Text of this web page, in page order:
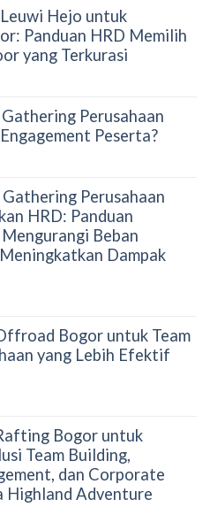
Hejo untuk
Panduan HRD Memilih
yang Terkurasi
Perusahaan
Peserta?
Perusahaan
HRD: Panduan
Beban
Dampak
Bogor untuk Team
yang Lebih Efektif
Bogor untuk
Team Building,
dan Corporate
Highland Adventure